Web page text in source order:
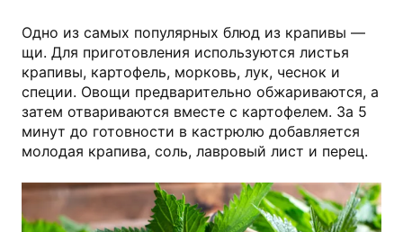
Одно из самых популярных блюд из крапивы —
щи. Для приготовления используются листья
крапивы, картофель, морковь, лук, чеснок и
специи. Овощи предварительно обжариваются, а
затем отвариваются вместе с картофелем. За 5
минут до готовности в кастрюлю добавляется
молодая крапива, соль, лавровый лист и перец.